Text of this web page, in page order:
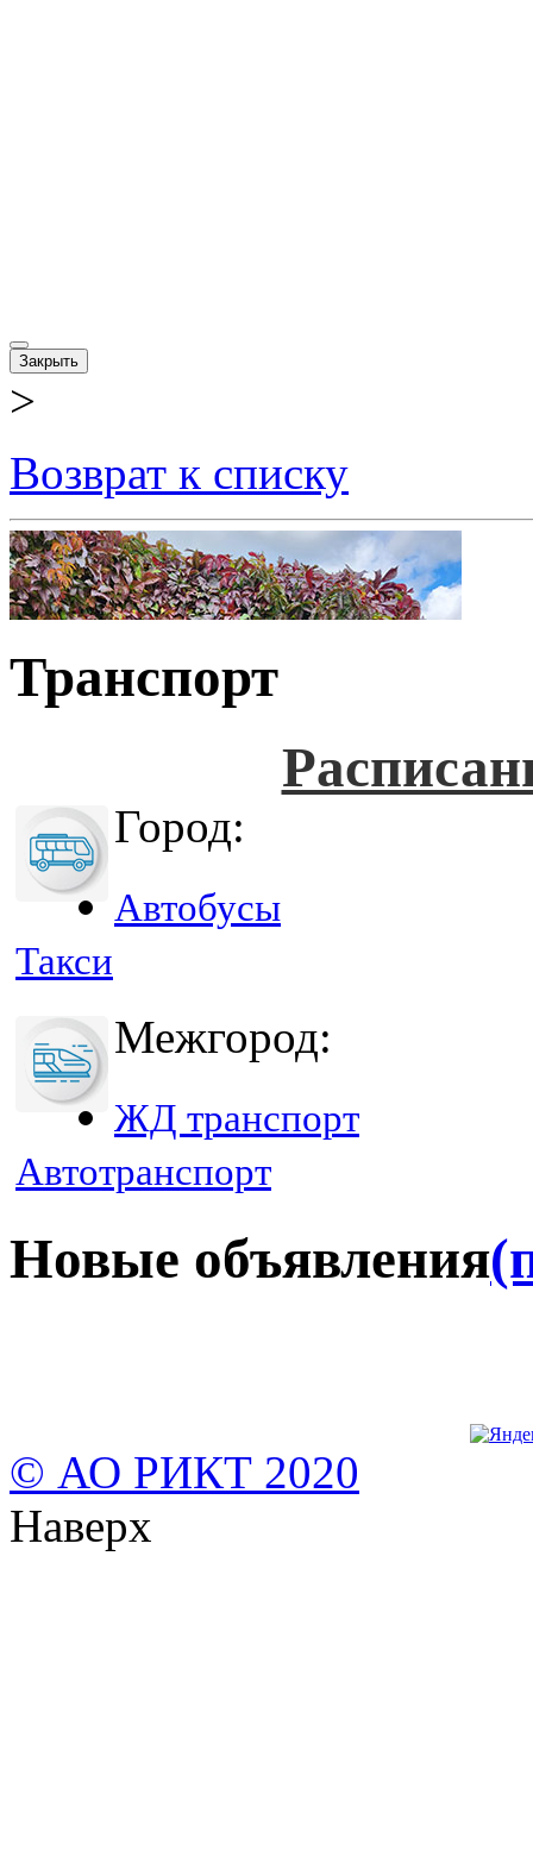
Закрыть
>
Возврат к списку
Транспорт
Город:
Автобусы
Такси
Межгород:
ЖД транспорт
Автотранспорт
Новые объявления
© АО РИКТ 2020
Наверх